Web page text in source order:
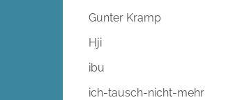
Gunter Kramp
Hji
ibu
ich-tausch-nicht-mehr